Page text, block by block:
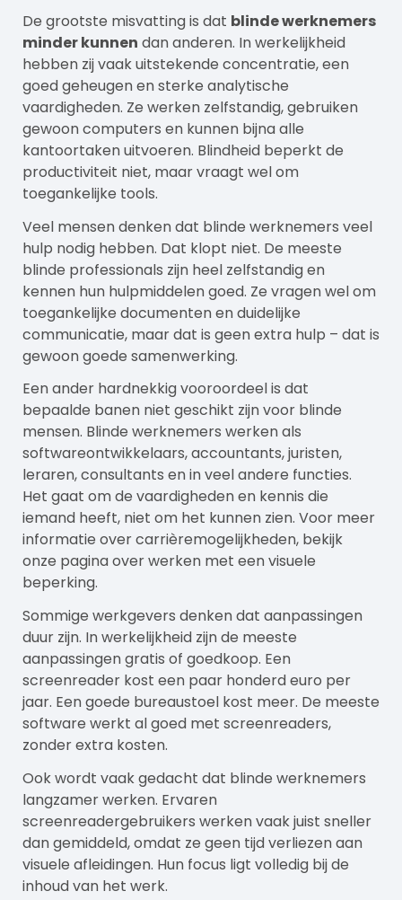
De grootste misvatting is dat blinde werknemers
minder kunnen dan anderen. In werkelijkheid
hebben zij vaak uitstekende concentratie, een
goed geheugen en sterke analytische
vaardigheden. Ze werken zelfstandig, gebruiken
gewoon computers en kunnen bijna alle
kantoortaken uitvoeren. Blindheid beperkt de
productiviteit niet, maar vraagt wel om
toegankelijke tools.
Veel mensen denken dat blinde werknemers veel
hulp nodig hebben. Dat klopt niet. De meeste
blinde professionals zijn heel zelfstandig en
kennen hun hulpmiddelen goed. Ze vragen wel om
toegankelijke documenten en duidelijke
communicatie, maar dat is geen extra hulp – dat is
gewoon goede samenwerking.
Een ander hardnekkig vooroordeel is dat
bepaalde banen niet geschikt zijn voor blinde
mensen. Blinde werknemers werken als
softwareontwikkelaars, accountants, juristen,
leraren, consultants en in veel andere functies.
Het gaat om de vaardigheden en kennis die
iemand heeft, niet om het kunnen zien. Voor meer
informatie over carrièremogelijkheden, bekijk
onze pagina overwerken met een visuele
beperking.
Sommige werkgevers denken dat aanpassingen
duur zijn. In werkelijkheid zijn de meeste
aanpassingen gratis of goedkoop. Een
screenreader kost een paar honderd euro per
jaar. Een goede bureaustoel kost meer. De meeste
software werkt al goed met screenreaders,
zonder extra kosten.
Ook wordt vaak gedacht dat blinde werknemers
langzamer werken. Ervaren
screenreadergebruikers werken vaak juist sneller
dan gemiddeld, omdat ze geen tijd verliezen aan
visuele afleidingen. Hun focus ligt volledig bij de
inhoud van het werk.